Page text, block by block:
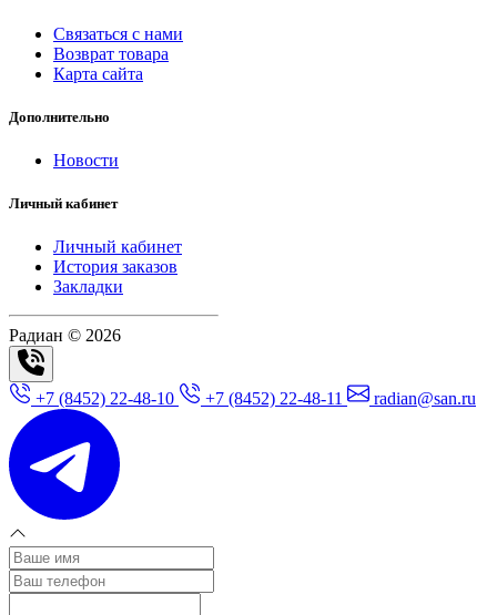
Связаться с нами
Возврат товара
Карта сайта
Дополнительно
Новости
Личный кабинет
Личный кабинет
История заказов
Закладки
Радиан © 2026
+7 (8452) 22-48-10 +7 (8452) 22-48-11 radian@san.ru